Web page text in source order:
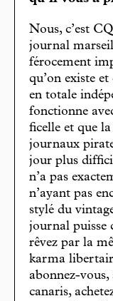
Nous, c’est
journal
férocement
qu’on existe
en totale
fonctionne
ficelle et que
journaux
jour plus
n’a pas
n’ayant pas
stylé du
journal puisse
rêvez par la
karma
abonnez-vous,
canaris,